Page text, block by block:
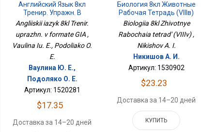
Английский Язык 8кл
Тренир. Упражн. В
Формате ГИА
Angliiskii iazyk 8kl Trenir.
uprazhn. v formate GIA ,
Vaulina Iu. E., Podoliako O.
E.
Ваулина Ю. Е.,
Подоляко О. Е.
Артикул: 1520281
$17.35
Доставка за 14–20 дней
Биология 8кл Животные
Рабочая Тетрадь (VIIIв)
Biologiia 8kl Zhivotnye
Rabochaia tetrad' (VIIIv) ,
Nikishov A. I.
Никишов А. И.
Артикул: 1530902
$23.23
Доставка за 14–20 дней
КУПИТЬ